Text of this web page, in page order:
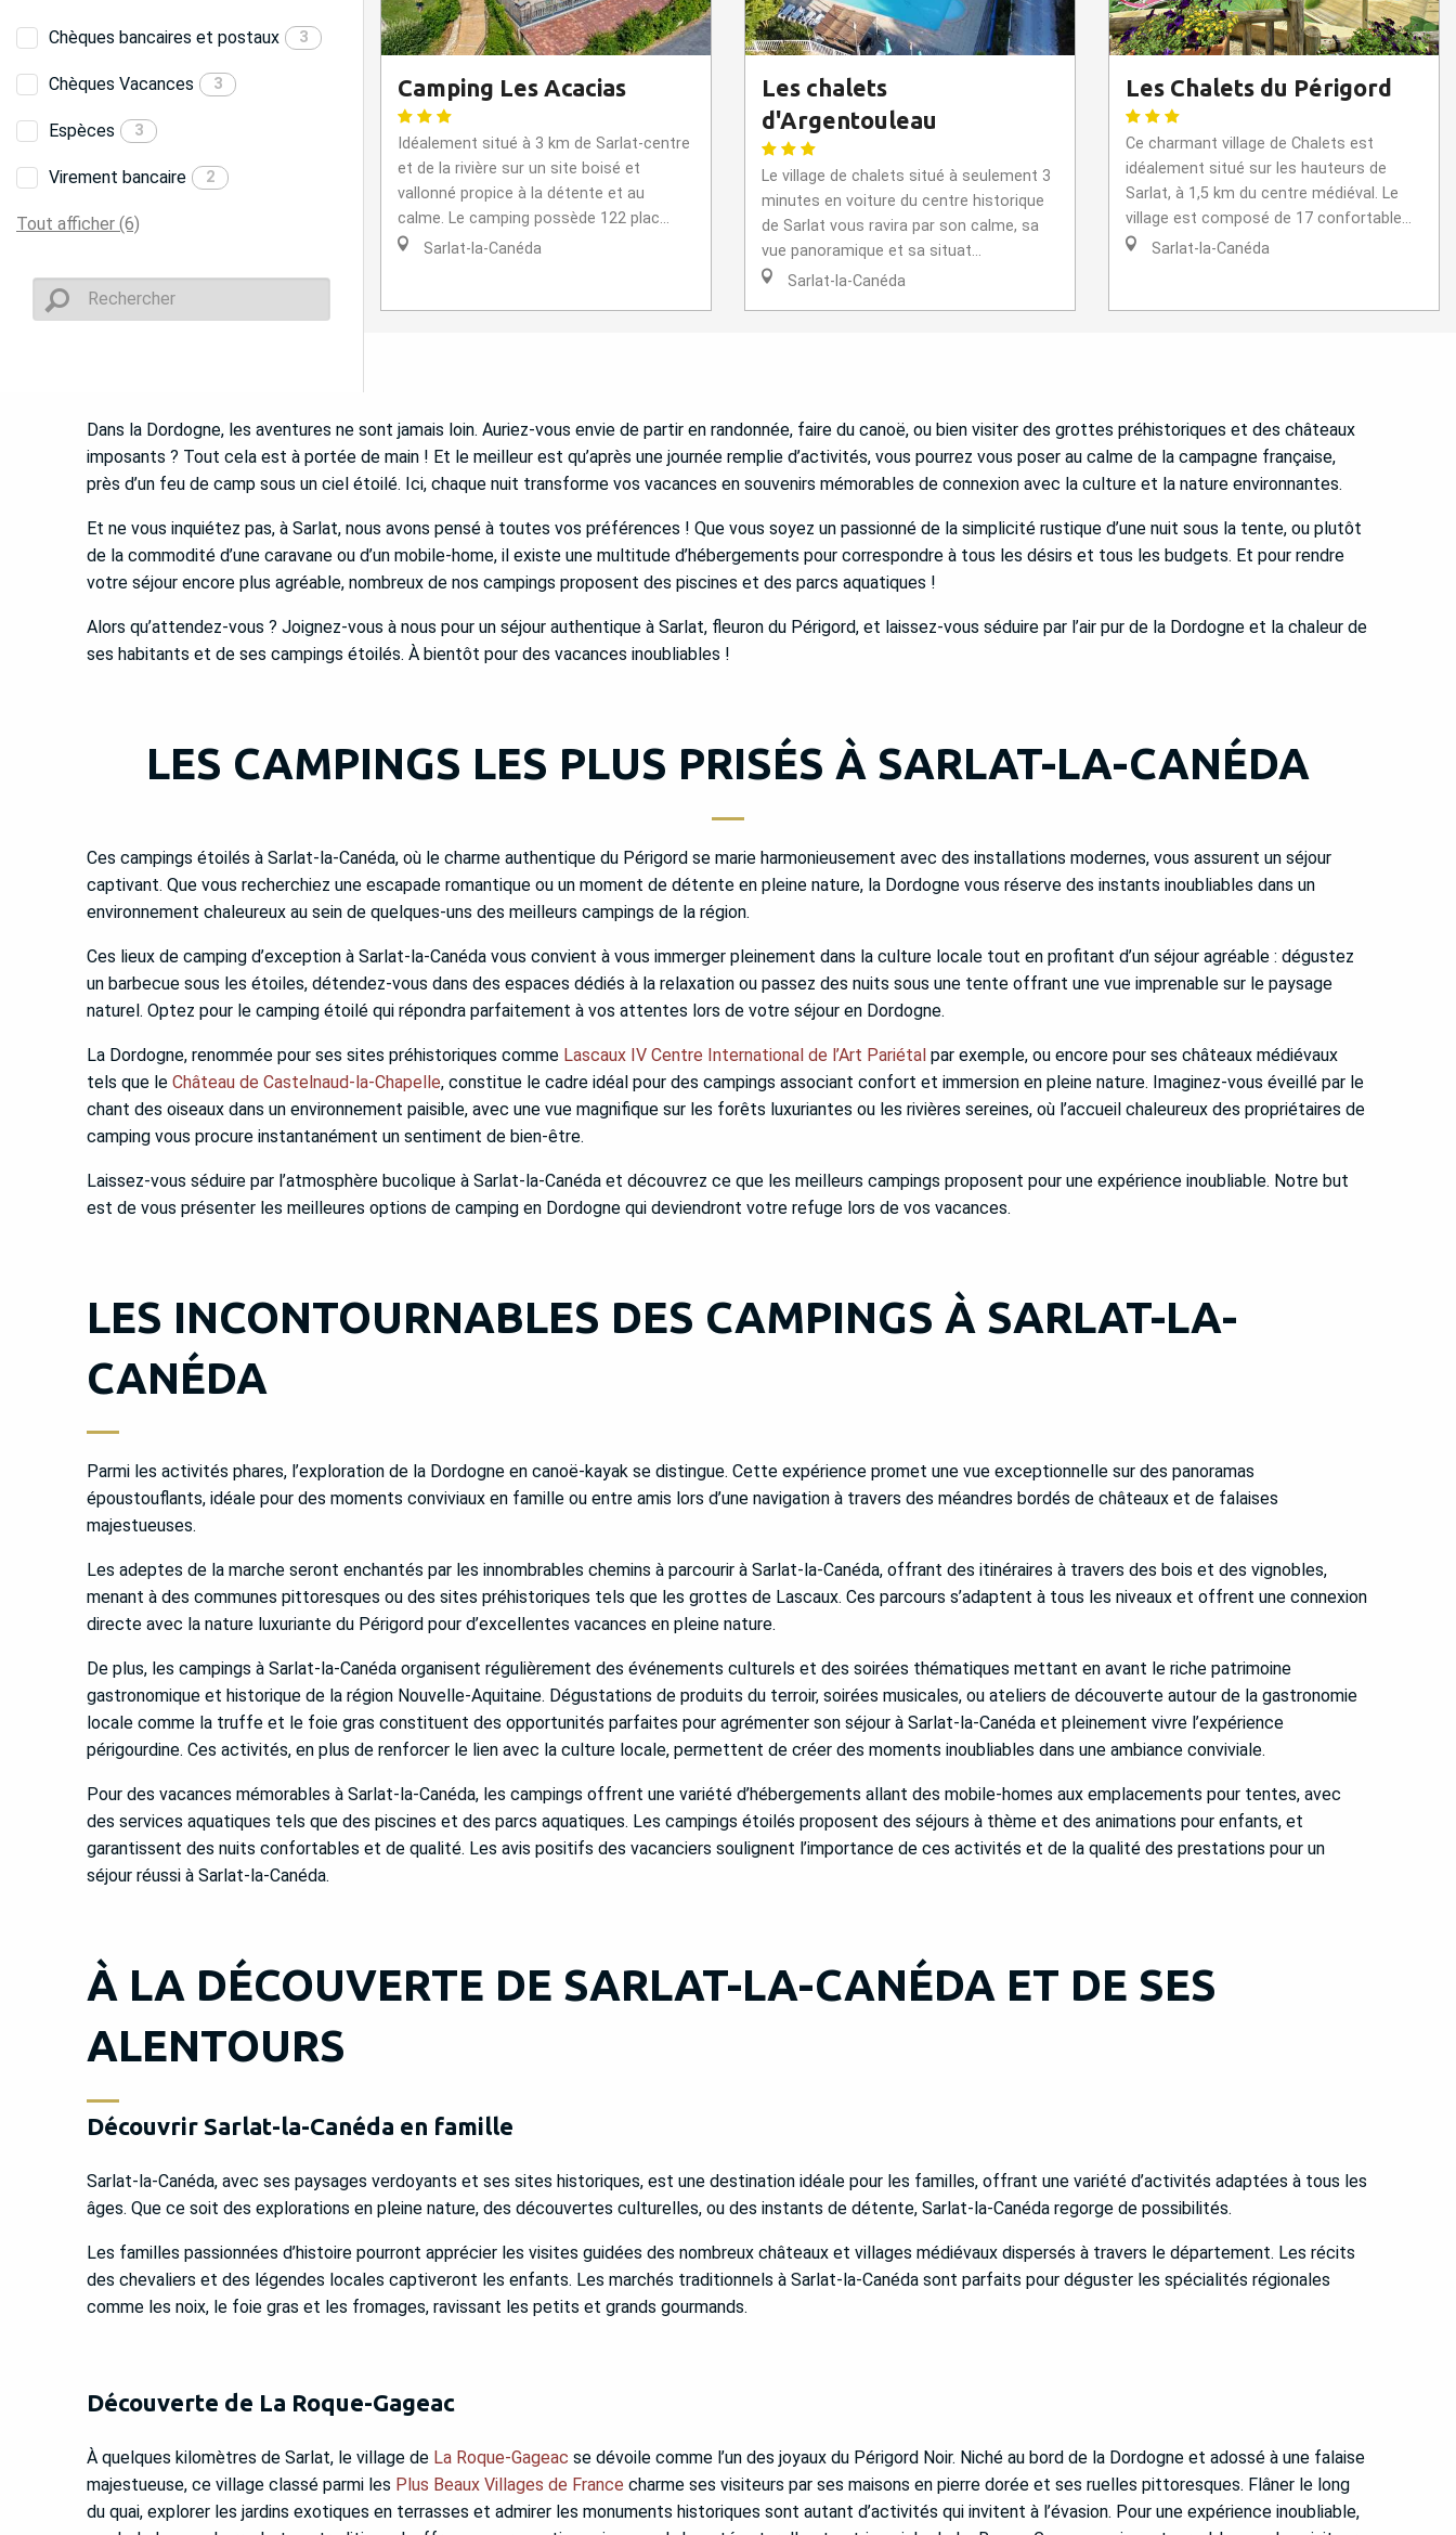
Chèques bancaires et postaux 3
Chèques Vacances 3
Espèces 3
Virement bancaire 2
Tout afficher (6)
Camping Les Acacias
Idéalement situé à 3 km de Sarlat-centre
et de la rivière sur un site boisé et
vallonné propice à la détente et au
calme. Le camping possède 122 plac...
Sarlat-la-Canéda
Les chalets
d'Argentouleau
Le village de chalets situé à seulement 3
minutes en voiture du centre historique
de Sarlat vous ravira par son calme, sa
vue panoramique et sa situat...
Sarlat-la-Canéda
Les Chalets du Périgord
Ce charmant village de Chalets est
idéalement situé sur les hauteurs de
Sarlat, à 1,5 km du centre médiéval. Le
village est composé de 17 confortable...
Sarlat-la-Canéda
Dans la Dordogne, les aventures ne sont jamais loin. Auriez-vous envie de partir en randonnée, faire du canoë, ou bien visiter des grottes préhistoriques et des châteaux
imposants ? Tout cela est à portée de main ! Et le meilleur est qu’après une journée remplie d’activités, vous pourrez vous poser au calme de la campagne française,
près d’un feu de camp sous un ciel étoilé. Ici, chaque nuit transforme vos vacances en souvenirs mémorables de connexion avec la culture et la nature environnantes.
Et ne vous inquiétez pas, à Sarlat, nous avons pensé à toutes vos préférences ! Que vous soyez un passionné de la simplicité rustique d’une nuit sous la tente, ou plutôt
de la commodité d’une caravane ou d’un mobile-home, il existe une multitude d’hébergements pour correspondre à tous les désirs et tous les budgets. Et pour rendre
votre séjour encore plus agréable, nombreux de nos campings proposent des piscines et des parcs aquatiques !
Alors qu’attendez-vous ? Joignez-vous à nous pour un séjour authentique à Sarlat, fleuron du Périgord, et laissez-vous séduire par l’air pur de la Dordogne et la chaleur de
ses habitants et de ses campings étoilés. À bientôt pour des vacances inoubliables !
LES CAMPINGS LES PLUS PRISÉS À SARLAT-LA-CANÉDA
Ces campings étoilés à Sarlat-la-Canéda, où le charme authentique du Périgord se marie harmonieusement avec des installations modernes, vous assurent un séjour
captivant. Que vous recherchiez une escapade romantique ou un moment de détente en pleine nature, la Dordogne vous réserve des instants inoubliables dans un
environnement chaleureux au sein de quelques-uns des meilleurs campings de la région.
Ces lieux de camping d’exception à Sarlat-la-Canéda vous convient à vous immerger pleinement dans la culture locale tout en profitant d’un séjour agréable : dégustez
un barbecue sous les étoiles, détendez-vous dans des espaces dédiés à la relaxation ou passez des nuits sous une tente offrant une vue imprenable sur le paysage
naturel. Optez pour le camping étoilé qui répondra parfaitement à vos attentes lors de votre séjour en Dordogne.
La Dordogne, renommée pour ses sites préhistoriques comme Lascaux IV Centre International de l’Art Pariétalpar exemple, ou encore pour ses châteaux médiévaux
tels que le Château de Castelnaud-la-Chapelle, constitue le cadre idéal pour des campings associant confort et immersion en pleine nature. Imaginez-vous éveillé par le
chant des oiseaux dans un environnement paisible, avec une vue magnifique sur les forêts luxuriantes ou les rivières sereines, où l’accueil chaleureux des propriétaires de
camping vous procure instantanément un sentiment de bien-être.
Laissez-vous séduire par l’atmosphère bucolique à Sarlat-la-Canéda et découvrez ce que les meilleurs campings proposent pour une expérience inoubliable. Notre but
est de vous présenter les meilleures options de camping en Dordogne qui deviendront votre refuge lors de vos vacances.
LES INCONTOURNABLES DES CAMPINGS À SARLAT-LA-
CANÉDA
Parmi les activités phares, l’exploration de la Dordogne en canoë-kayak se distingue. Cette expérience promet une vue exceptionnelle sur des panoramas
époustouflants, idéale pour des moments conviviaux en famille ou entre amis lors d’une navigation à travers des méandres bordés de châteaux et de falaises
majestueuses.
Les adeptes de la marche seront enchantés par les innombrables chemins à parcourir à Sarlat-la-Canéda, offrant des itinéraires à travers des bois et des vignobles,
menant à des communes pittoresques ou des sites préhistoriques tels que les grottes de Lascaux. Ces parcours s’adaptent à tous les niveaux et offrent une connexion
directe avec la nature luxuriante du Périgord pour d’excellentes vacances en pleine nature.
De plus, les campings à Sarlat-la-Canéda organisent régulièrement des événements culturels et des soirées thématiques mettant en avant le riche patrimoine
gastronomique et historique de la région Nouvelle-Aquitaine. Dégustations de produits du terroir, soirées musicales, ou ateliers de découverte autour de la gastronomie
locale comme la truffe et le foie gras constituent des opportunités parfaites pour agrémenter son séjour à Sarlat-la-Canéda et pleinement vivre l’expérience
périgourdine. Ces activités, en plus de renforcer le lien avec la culture locale, permettent de créer des moments inoubliables dans une ambiance conviviale.
Pour des vacances mémorables à Sarlat-la-Canéda, les campings offrent une variété d’hébergements allant des mobile-homes aux emplacements pour tentes, avec
des services aquatiques tels que des piscines et des parcs aquatiques. Les campings étoilés proposent des séjours à thème et des animations pour enfants, et
garantissent des nuits confortables et de qualité. Les avis positifs des vacanciers soulignent l’importance de ces activités et de la qualité des prestations pour un
séjour réussi à Sarlat-la-Canéda.
À LA DÉCOUVERTE DE SARLAT-LA-CANÉDA ET DE SES
ALENTOURS
Découvrir Sarlat-la-Canéda en famille
Sarlat-la-Canéda, avec ses paysages verdoyants et ses sites historiques, est une destination idéale pour les familles, offrant une variété d’activités adaptées à tous les
âges. Que ce soit des explorations en pleine nature, des découvertes culturelles, ou des instants de détente, Sarlat-la-Canéda regorge de possibilités.
Les familles passionnées d’histoire pourront apprécier les visites guidées des nombreux châteaux et villages médiévaux dispersés à travers le département. Les récits
des chevaliers et des légendes locales captiveront les enfants. Les marchés traditionnels à Sarlat-la-Canéda sont parfaits pour déguster les spécialités régionales
comme les noix, le foie gras et les fromages, ravissant les petits et grands gourmands.
Découverte de La Roque-Gageac
À quelques kilomètres de Sarlat, le village de La Roque-Gageac se dévoile comme l’un des joyaux du Périgord Noir. Niché au bord de la Dordogne et adossé à une falaise
majestueuse, ce village classé parmi les Plus Beaux Villages de France charme ses visiteurs par ses maisons en pierre dorée et ses ruelles pittoresques. Flâner le long
du quai, explorer les jardins exotiques en terrasses et admirer les monuments historiques sont autant d’activités qui invitent à l’évasion. Pour une expérience inoubliable,